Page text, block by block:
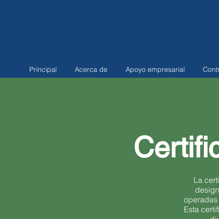
Principal Acerca de Apoyo empresarial
La
Esta